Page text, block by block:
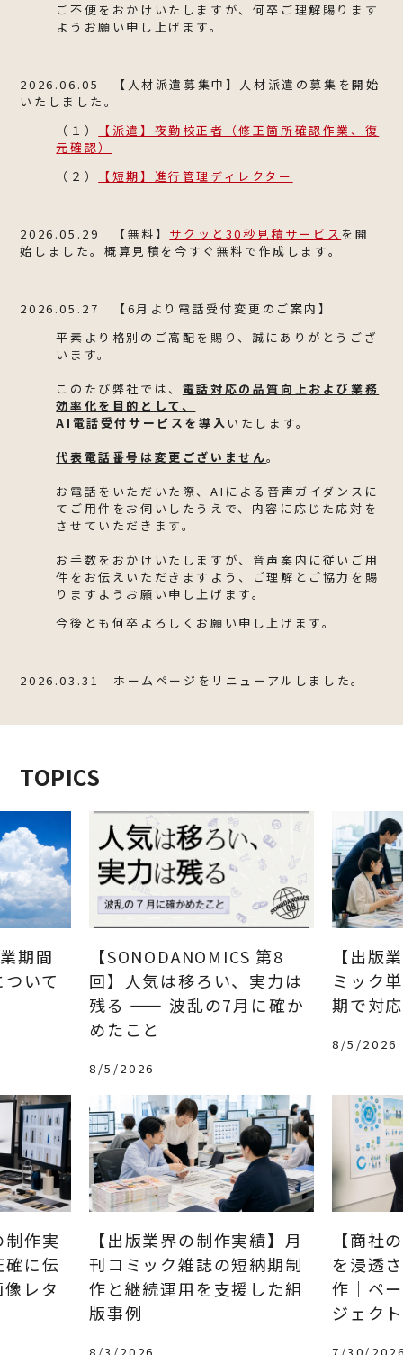
ご不便をおかけいたしますが、何卒ご理解賜ります
ようお願い申し上げます。
2026.06.05 【人材派遣募集中】人材派遣の募集を開始
いたしました。
（１）
【派遣】夜勤校正者（修正箇所確認作業、復
元確認）
（２）
【短期】進行管理ディレクター
2026.05.29 【無料】 サクッと30秒見積サービス を開
始しました。概算見積を今すぐ無料で作成します。
2026.05.27 【6月より電話受付変更のご案内】
平素より格別のご高配を賜り、誠にありがとうござ
います。
このたび弊社では、 電話対応の品質向上および業務
効率化を目的として、
AI電話受付サービスを導入 いたします。
代表電話番号は変更ございません。
お電話をいただいた際、AIによる音声ガイダンスに
てご用件をお伺いしたうえで、内容に応じた応対を
させていただきます。
お手数をおかけいたしますが、音声案内に従いご用
件をお伝えいただきますよう、ご理解とご協力を賜
りますようお願い申し上げます。
今後とも何卒よろしくお願い申し上げます。
2026.03.31 ホームページをリニューアルしました。
TOPICS
期間
いて
【SONODANOMICS 第8
回】人気は移ろい、実力は
残る ―― 波乱の7月に確か
めたこと
8/5/2026
【出版
ミック
期で対
8/5/2026
作実
に伝
レタ
【出版業界の制作実績】月
刊コミック雑誌の短納期制
作と継続運用を支援した組
版事例
【商社
を浸透
作｜ペ
ジェク